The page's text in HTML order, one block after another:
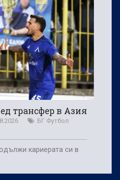
трансфер в Азия
БГ Футбол
кариерата си в